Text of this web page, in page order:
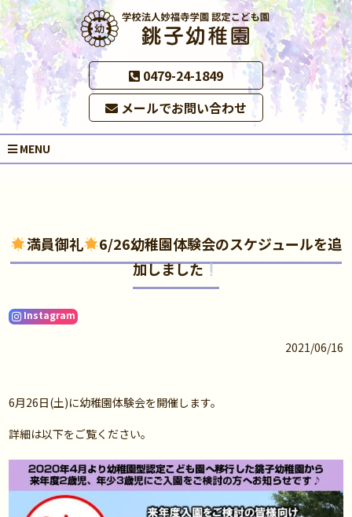
0479-24-1849
メールでお問い合わせ
MENU
満員御礼
6/26幼稚園体験会のスケジュールを追
加しました
Instagram
2021/06/16
6月26日(土)に幼稚園体験会を開催します。
詳細は以下をご覧ください。